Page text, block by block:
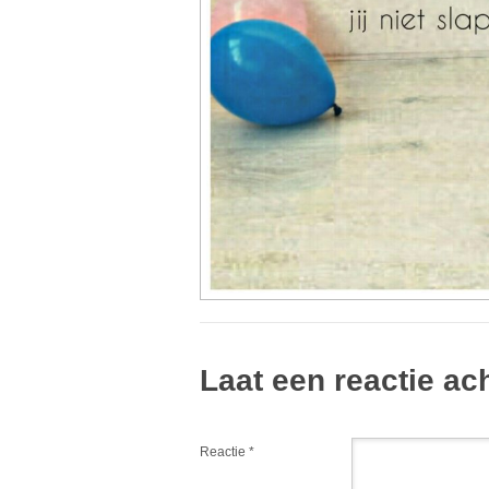
Laat een reactie
Reactie *